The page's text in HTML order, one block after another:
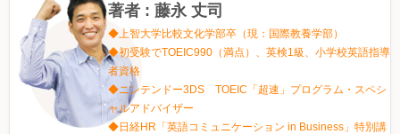
著者 : 藤永 丈司
◆上智大学比較文化学部卒（現：国際教養学部）
◆初受験でTOEIC990（満点）、英検1級、小学校英語指導
者資格
◆ニンテンドー3DS TOEIC「超速」プログラム・スペシ
ャルアドバイザー
◆日経HR「英語コミュニケーション in Business」特別講